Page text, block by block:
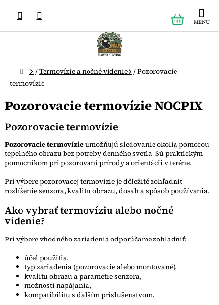
obsah
KOŠÍK
Domov
/Termovízie a nočné videnie /Pozorovacie
termovízie
Pozorovacie termovízie NOCPIX
Pozorovacie termovízie
Pozorovacie termovízieumožňujú sledovanie okolia pomocou
tepelného obrazu bez potreby denného svetla. Sú praktickým
pomocníkom pri pozorovaní prírody a orientácii v teréne.
Pri výbere pozorovacej termovízie je dôležité zohľadniť
rozlíšenie senzora, kvalitu obrazu, dosah a spôsob používania.
Ako vybrať termovíziu alebo nočné
videnie?
Pri výbere vhodného zariadenia odporúčame zohľadniť:
účel použitia,
typ zariadenia (pozorovacie alebo montované),
kvalitu obrazu a parametre senzora,
možnosti napájania,
kompatibilitu s ďalším príslušenstvom.